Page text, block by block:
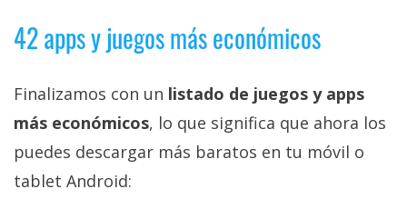
42 apps y juegos más económicos
Finalizamos con un listado de juegos y apps
más económicos, lo que significa que ahora los
puedes descargar más baratos en tu móvil o
tablet Android: